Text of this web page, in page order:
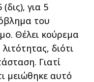
για 5
του
Θέλει κούρεμα
διότι
Γιατί
μειώθηκε αυτό